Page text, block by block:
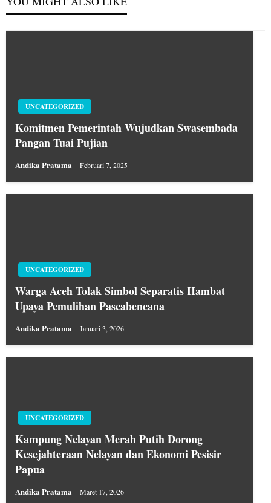
UNCATEGORIZED
Komitmen Pemerintah Wujudkan Swasembada
Pangan Tuai Pujian
Andika Pratama Februari 7, 2025
UNCATEGORIZED
Warga Aceh Tolak Simbol Separatis Hambat
Upaya Pemulihan Pascabencana
Andika Pratama Januari 3, 2026
UNCATEGORIZED
Kampung Nelayan Merah Putih Dorong
Kesejahteraan Nelayan dan Ekonomi Pesisir
Papua
Andika Pratama Maret 17, 2026